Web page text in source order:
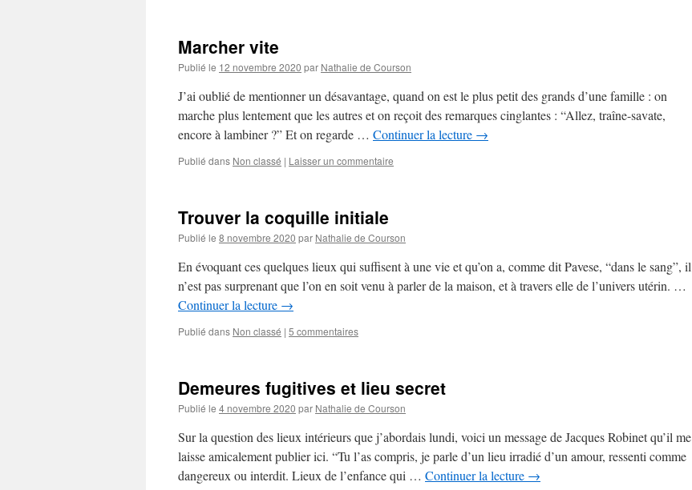
Marcher vite
Publié le 12 novembre 2020 par Nathalie de Courson
J’ai oublié de mentionner un désavantage, quand on est le plus petit des grands d’une famille : on
marche plus lentement que les autres et on reçoit des remarques cinglantes : “Allez, traîne-savate,
encore à lambiner ?” Et on regarde … Continuer la lecture →
Publié dans Non classé | Laisser un commentaire
Trouver la coquille initiale
Publié le 8 novembre 2020 par Nathalie de Courson
En évoquant ces quelques lieux qui suffisent à une vie et qu’on a, comme dit Pavese, “dans le sang”, il
n’est pas surprenant que l’on en soit venu à parler de la maison, et à travers elle de l’univers utérin. …
Continuer la lecture →
Publié dans Non classé | 5 commentaires
Demeures fugitives et lieu secret
Publié le 4 novembre 2020 par Nathalie de Courson
Sur la question des lieux intérieurs que j’abordais lundi, voici un message de Jacques Robinet qu’il me
laisse amicalement publier ici. “Tu l’as compris, je parle d’un lieu irradié d’un amour, ressenti comme
dangereux ou interdit. Lieux de l’enfance qui … Continuer la lecture →